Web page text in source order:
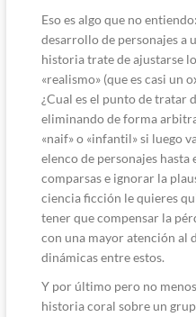
Eso es algo que no
desarrollo de personajes a
historia trate de ajustarse
«realismo» (que es casi un
¿Cual es el punto de tratar
eliminando de forma
«naif» o «infantil» si luego
elenco de personajes hasta
comparsas e ignorar la
ciencia ficción le quieres
tener que compensar la
con una mayor atención al
dinámicas entre estos.
Y por último pero no
historia coral sobre un